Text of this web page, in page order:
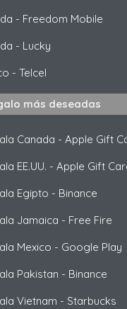
- Freedom Mobile
- Lucky
- Telcel
más deseadas
Canada - Apple Gift
EE.UU. - Apple Gift
Egipto - Binance
Jamaica - Free Fire
Mexico - Google Play
Pakistan - Binance
Vietnam - Starbucks